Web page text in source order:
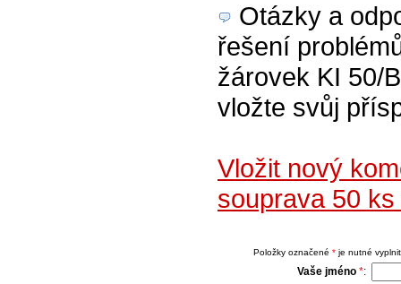
Otázky a
řešení
žárovek KI 50/
vložte svůj
Vložit nový
souprava 50
Položky označené *je nutné
Vaše jméno *: